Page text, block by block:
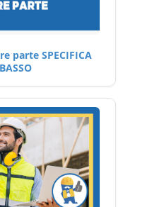
parte SPECIFICA